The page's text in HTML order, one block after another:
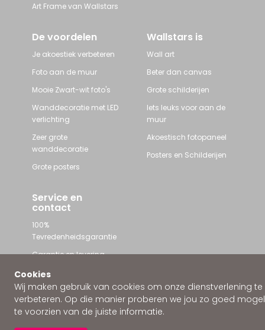
Cookies
Wij maken gebruik van cookies om onze dienstverlening te
verbeteren. Op die manier proberen we jou zo goed
te voorzien van de juiste informatie.
Art Frame van Wallstars
De voordelen
Je akoestiek verbeteren
Foto aan de muur
Mooie Zwart-wit foto's
Wanddecoratie met LED
verlichting
Zeer grote
wanddecoratie
Grote posters
Wallstars is
Wall art
Beter dan canvas
Grote schilderijen
Iets leuks voor aan de
muur
Akoestisch fotopaneel
Posters en Schilderijen
Service en
contact
100%
Tevredenheidsgarantie
Garantie en levering
Contact met Wallstars
WhatsApp ons